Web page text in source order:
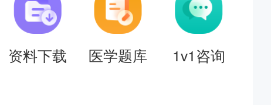
资料下载 医学题库 1v1咨询